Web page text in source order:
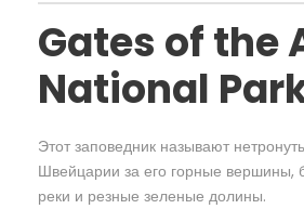
Gates of the
National
Этот заповедник называют
Швейцарии за его горные вершины,
реки и резные зеленые долины.